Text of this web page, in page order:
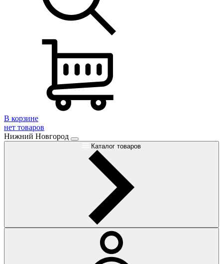
В корзине
нет товаров
Нижний Новгород
Каталог товаров